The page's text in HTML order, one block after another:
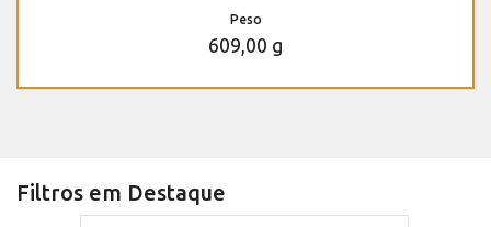
Peso
609,00 g
Filtros em Destaque